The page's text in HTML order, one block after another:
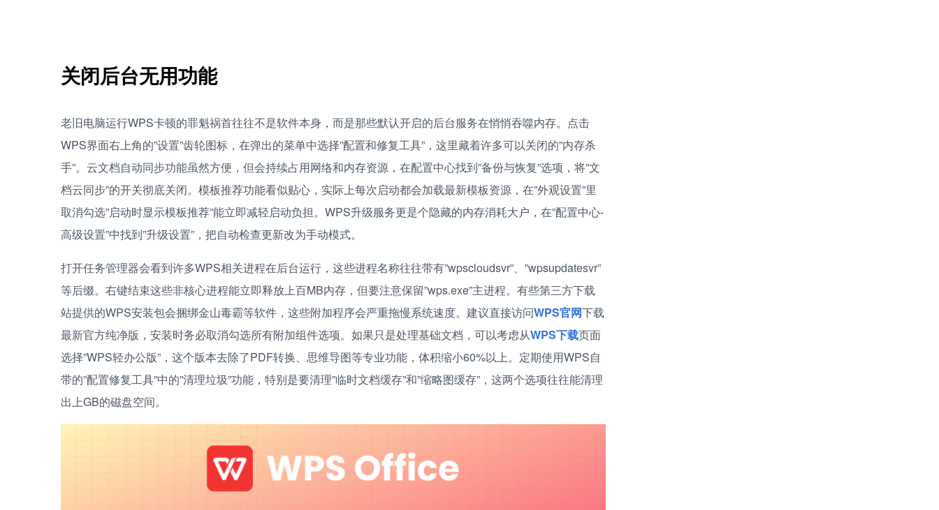
关闭后台无用功能
老旧电脑运行WPS卡顿的罪魁祸首往往不是软件本身，而是那些默认开启的后台服务在悄悄吞噬内存。点击
WPS界面右上角的”设置”齿轮图标，在弹出的菜单中选择”配置和修复工具”，这里藏着许多可以关闭的”内存杀
手”。云文档自动同步功能虽然方便，但会持续占用网络和内存资源，在配置中心找到”备份与恢复”选项，将”文
档云同步”的开关彻底关闭。模板推荐功能看似贴心，实际上每次启动都会加载最新模板资源，在”外观设置”里
取消勾选”启动时显示模板推荐”能立即减轻启动负担。WPS升级服务更是个隐藏的内存消耗大户，在”配置中心-
高级设置”中找到”升级设置”，把自动检查更新改为手动模式。
打开任务管理器会看到许多WPS相关进程在后台运行，这些进程名称往往带有”wpscloudsvr”、”wpsupdatesvr”
等后缀。右键结束这些非核心进程能立即释放上百MB内存，但要注意保留”wps.exe”主进程。有些第三方下载
站提供的WPS安装包会捆绑金山毒霸等软件，这些附加程序会严重拖慢系统速度。建议直接访问WPS官网下载
最新官方纯净版，安装时务必取消勾选所有附加组件选项。如果只是处理基础文档，可以考虑从WPS下载页面
选择”WPS轻办公版”，这个版本去除了PDF转换、思维导图等专业功能，体积缩小60%以上。定期使用WPS自
带的”配置修复工具”中的”清理垃圾”功能，特别是要清理”临时文档缓存”和”缩略图缓存”，这两个选项往往能清理
出上GB的磁盘空间。